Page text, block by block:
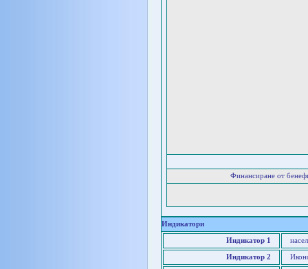
Финансиране от
Индикатори
Индикатор 1
Индикатор 2